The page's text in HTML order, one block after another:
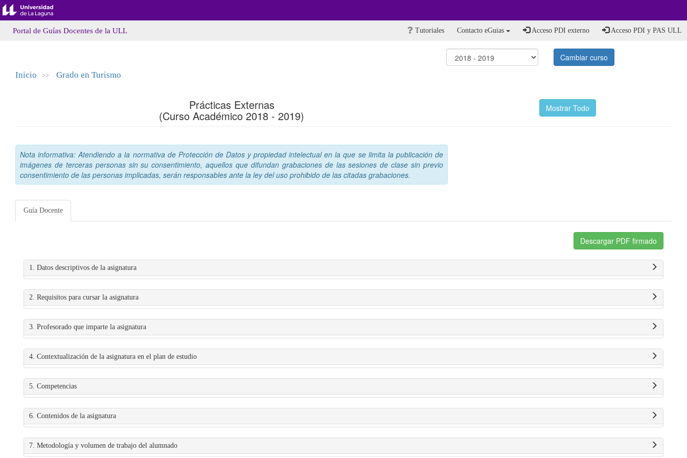
Portal de Guías Docentes de la ULL Tutoriales Contacto eGuias Acceso PDI externo Acceso PDI y PAS ULL
Cambiar curso
Inicio >> Grado en Turismo
Prácticas Externas
(Curso Académico 2018 - 2019)
Mostrar Todo
Nota informativa: Atendiendo a la normativa de Protección de Datos y propiedad intelectual en la que se limita la publicación de
imágenes de terceras personas sin su consentimiento, aquellos que difundan grabaciones de las sesiones de clase sin previo
consentimiento de las personas implicadas, serán responsables ante la ley del uso prohibido de las citadas grabaciones.
Guía Docente
Descargar PDF firmado
1. Datos descriptivos de la asignatura
2. Requisitos para cursar la asignatura
3. Profesorado que imparte la asignatura
4. Contextualización de la asignatura en el plan de estudio
5. Competencias
6. Contenidos de la asignatura
7. Metodología y volumen de trabajo del alumnado